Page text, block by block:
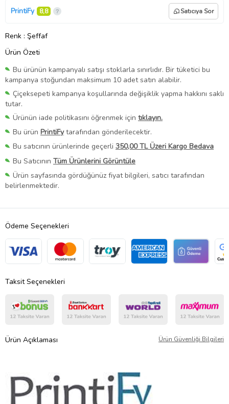
PrintiFy 8,8 Satıcıya Sor
Renk : Şeffaf
Ürün Özeti
Bu ürünün kampanyalı satışı stoklarla sınırlıdır. Bir tüketici bu
kampanya stoğundan maksimum 10 adet satın alabilir.
Çiçeksepeti kampanya koşullarında değişiklik yapma hakkını saklı
tutar.
Ürünün iade politikasını öğrenmek için tıklayın.
Bu ürün PrintiFytarafından gönderilecektir.
Bu satıcının ürünlerinde geçerli 350,00 TL Üzeri Kargo Bedava
Bu Satıcının Tüm Ürünlerini Görüntüle
Ürün sayfasında gördüğünüz fiyat bilgileri, satıcı tarafından
belirlenmektedir.
Ödeme Seçenekleri
Taksit Seçenekleri
Ürün Açıklaması Ürün Güvenliği Bilgileri